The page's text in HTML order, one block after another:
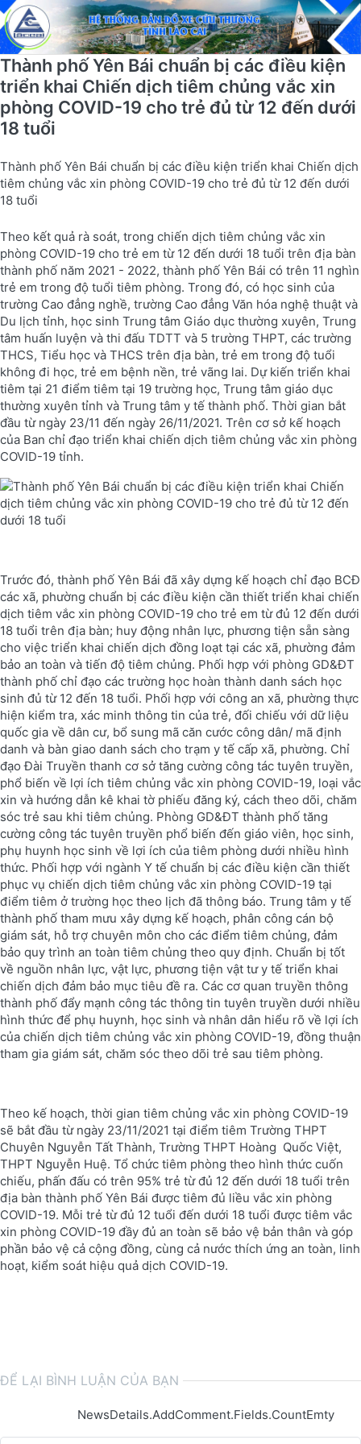
Thành phố Yên Bái chuẩn bị các điều kiện
triển khai Chiến dịch tiêm chủng vắc xin
phòng COVID-19 cho trẻ đủ từ 12 đến dưới
18 tuổi
Thành phố Yên Bái chuẩn bị các điều kiện triển khai Chiến dịch
tiêm chủng vắc xin phòng COVID-19 cho trẻ đủ từ 12 đến dưới
18 tuổi
Theo kết quả rà soát, trong chiến dịch tiêm chủng vắc xin
phòng COVID-19 cho trẻ em từ 12 đến dưới 18 tuổi trên địa bàn
thành phố năm 2021 - 2022, thành phố Yên Bái có trên 11 nghìn
trẻ em trong độ tuổi tiêm phòng. Trong đó, có học sinh của
trường Cao đẳng nghề, trường Cao đẳng Văn hóa nghệ thuật và
Du lịch tỉnh, học sinh Trung tâm Giáo dục thường xuyên, Trung
tâm huấn luyện và thi đấu TDTT và 5 trường THPT, các trường
THCS, Tiểu học và THCS trên địa bàn, trẻ em trong độ tuổi
không đi học, trẻ em bệnh nền, trẻ vãng lai. Dự kiến triển khai
tiêm tại 21 điểm tiêm tại 19 trường học, Trung tâm giáo dục
thường xuyên tỉnh và Trung tâm y tế thành phố. Thời gian bắt
đầu từ ngày 23/11 đến ngày 26/11/2021. Trên cơ sở kế hoạch
của Ban chỉ đạo triển khai chiến dịch tiêm chủng vắc xin phòng
COVID-19 tỉnh.
Trước đó, thành phố Yên Bái đã xây dựng kế hoạch chỉ đạo BCĐ
các xã, phường chuẩn bị các điều kiện cần thiết triển khai chiến
dịch tiêm vắc xin phòng COVID-19 cho trẻ em từ đủ 12 đến dưới
18 tuổi trên địa bàn; huy động nhân lực, phương tiện sẵn sàng
cho việc triển khai chiến dịch đồng loạt tại các xã, phường đảm
bảo an toàn và tiến độ tiêm chủng. Phối hợp với phòng GD&ĐT
thành phố chỉ đạo các trường học hoàn thành danh sách học
sinh đủ từ 12 đến 18 tuổi. Phối hợp với công an xã, phường thực
hiện kiểm tra, xác minh thông tin của trẻ, đối chiếu với dữ liệu
quốc gia về dân cư, bổ sung mã căn cước công dân/ mã định
danh và bàn giao danh sách cho trạm y tế cấp xã, phường. Chỉ
đạo Đài Truyền thanh cơ sở tăng cường công tác tuyên truyền,
phổ biến về lợi ích tiêm chủng vắc xin phòng COVID-19, loại vắc
xin và hướng dẫn kê khai tờ phiếu đăng ký, cách theo dõi, chăm
sóc trẻ sau khi tiêm chủng. Phòng GD&ĐT thành phố tăng
cường công tác tuyên truyền phổ biến đến giáo viên, học sinh,
phụ huynh học sinh về lợi ích của tiêm phòng dưới nhiều hình
thức. Phối hợp với ngành Y tế chuẩn bị các điều kiện cần thiết
phục vụ chiến dịch tiêm chủng vắc xin phòng COVID-19 tại
điểm tiêm ở trường học theo lịch đã thông báo. Trung tâm y tế
thành phố tham mưu xây dựng kế hoạch, phân công cán bộ
giám sát, hỗ trợ chuyên môn cho các điểm tiêm chủng, đảm
bảo quy trình an toàn tiêm chủng theo quy định. Chuẩn bị tốt
về nguồn nhân lực, vật lực, phương tiện vật tư y tế triển khai
chiến dịch đảm bảo mục tiêu đề ra. Các cơ quan truyền thông
thành phố đẩy mạnh công tác thông tin tuyên truyền dưới nhiều
hình thức để phụ huynh, học sinh và nhân dân hiểu rõ về lợi ích
của chiến dịch tiêm chủng vắc xin phòng COVID-19, đồng thuận
tham gia giám sát, chăm sóc theo dõi trẻ sau tiêm phòng.
Theo kế hoạch, thời gian tiêm chủng vắc xin phòng COVID-19
sẽ bắt đầu từ ngày 23/11/2021 tại điểm tiêm Trường THPT
Chuyên Nguyễn Tất Thành, Trường THPT Hoàng Quốc Việt,
THPT Nguyễn Huệ. Tổ chức tiêm phòng theo hình thức cuốn
chiếu, phấn đấu có trên 95% trẻ từ đủ 12 đến dưới 18 tuổi trên
địa bàn thành phố Yên Bái được tiêm đủ liều vắc xin phòng
COVID-19. Mỗi trẻ từ đủ 12 tuổi đến dưới 18 tuổi được tiêm vắc
xin phòng COVID-19 đầy đủ an toàn sẽ bảo vệ bản thân và góp
phần bảo vệ cả cộng đồng, cùng cả nước thích ứng an toàn, linh
hoạt, kiểm soát hiệu quả dịch COVID-19.
ĐỂ LẠI BÌNH LUẬN CỦA BẠN
NewsDetails.AddComment.Fields.CountEmty